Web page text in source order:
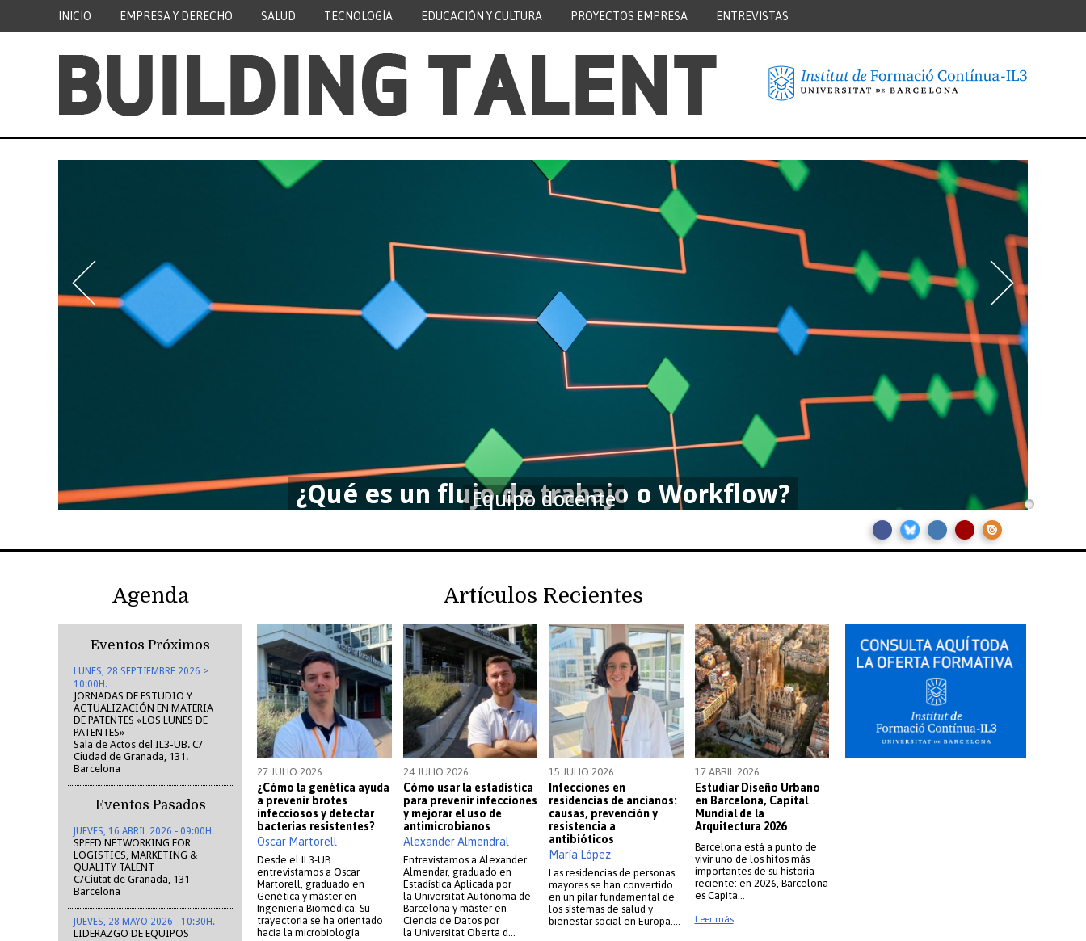
INICIO EMPRESA Y DERECHO SALUD TECNOLOGÍA EDUCACIÓN Y CULTURA PROYECTOS EMPRESA ENTREVISTAS
¿Qué es un flujo de trabajo o Workflow?
Equipo docente
Les microcredencials més sol·licitades del 2025
Equip docent
Agenda
Eventos Próximos
LUNES, 28 SEPTIEMBRE 2026 >
10:00H.
JORNADAS DE ESTUDIO Y
ACTUALIZACIÓN EN MATERIA
DE PATENTES «LOS LUNES DE
PATENTES»
Sala de Actos del IL3-UB. C/
Ciudad de Granada, 131.
Barcelona
Eventos Pasados
JUEVES, 16 ABRIL 2026 - 09:00H.
SPEED NETWORKING FOR
LOGISTICS, MARKETING &
QUALITY TALENT
C/Ciutat de Granada, 131 -
Barcelona
JUEVES, 28 MAYO 2026 - 10:30H.
LIDERAZGO DE EQUIPOS
Artículos Recientes
27 JULIO 2026
¿Cómo la genética ayuda
a prevenir brotes
infecciosos y detectar
bacterias resistentes?
Oscar Martorell
Desde el IL3-UB
entrevistamos a Oscar
Martorell, graduado en
Genética y máster en
Ingeniería Biomédica. Su
trayectoria se ha orientado
hacia la microbiología
24 JULIO 2026
Cómo usar la estadística
para prevenir infecciones
y mejorar el uso de
antimicrobianos
Alexander Almendral
Entrevistamos a Alexander
Almendar, graduado en
Estadística Aplicada por
la Universitat Autònoma de
Barcelona y máster en
Ciencia de Datos por
la Universitat Oberta d…
15 JULIO 2026
Infecciones en
residencias de ancianos:
causas, prevención y
resistencia a
antibióticos
María López
Las residencias de personas
mayores se han convertido
en un pilar fundamental de
los sistemas de salud y
bienestar social en Europa….
17 ABRIL 2026
Estudiar Diseño Urbano
en Barcelona, Capital
Mundial de la
Arquitectura 2026
Barcelona está a punto de
vivir uno de los hitos más
importantes de su historia
reciente: en 2026, Barcelona
es Capita…
Leer más